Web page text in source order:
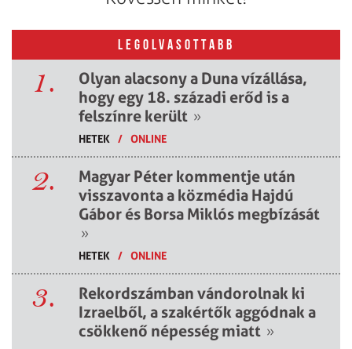
LEGOLVASOTTABB
1.
Olyan alacsony a Duna vízállása,
hogy egy 18. századi erőd is a
felszínre került »
HETEK / ONLINE
2.
Magyar Péter kommentje után
visszavonta a közmédia Hajdú
Gábor és Borsa Miklós megbízását
»
HETEK / ONLINE
3.
Rekordszámban vándorolnak ki
Izraelből, a szakértők aggódnak a
csökkenő népesség miatt »